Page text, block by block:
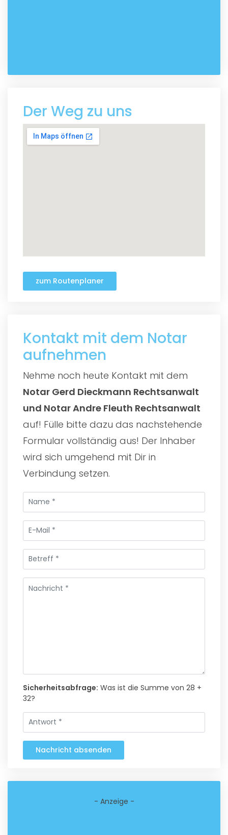
Der Weg zu uns
zum Routenplaner
Kontakt mit dem Notar
aufnehmen
Nehme noch heute Kontakt mit dem
Notar Gerd Dieckmann Rechtsanwalt
und Notar Andre Fleuth Rechtsanwalt
auf! Fülle bitte dazu das nachstehende
Formular vollständig aus! Der Inhaber
wird sich umgehend mit Dir in
Verbindung setzen.
Sicherheitsabfrage: Was ist die Summe von 28 +
32?
Nachricht absenden
- Anzeige -